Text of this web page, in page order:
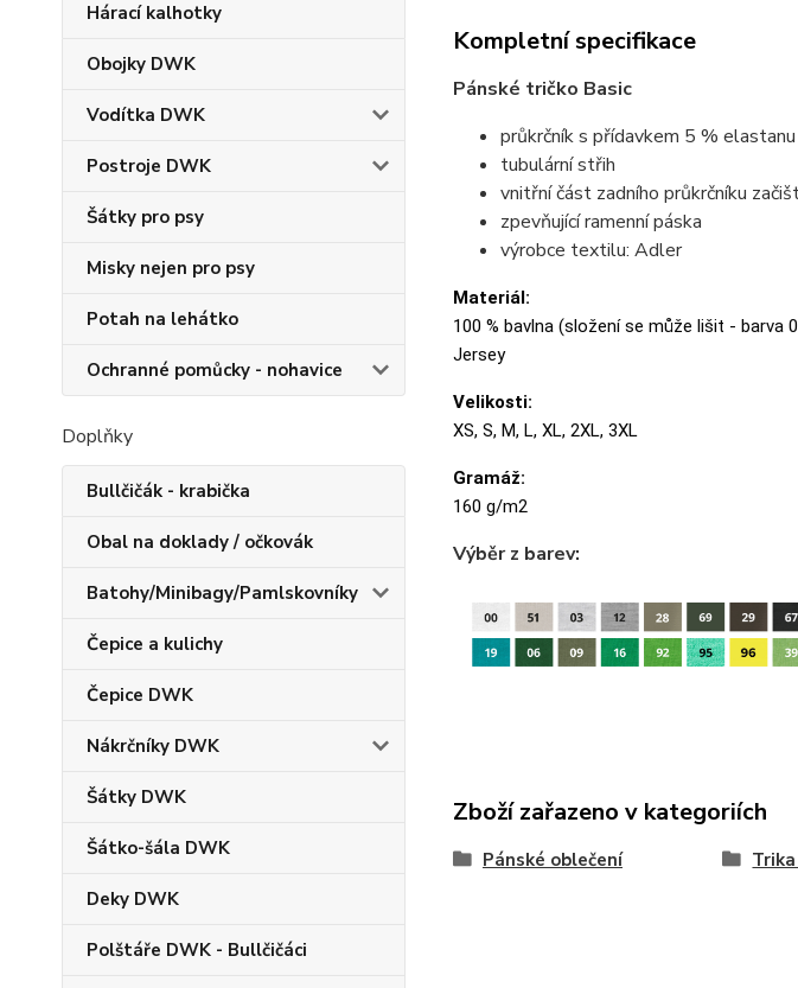
Hárací kalhotky
Obojky DWK
Vodítka DWK
Postroje DWK
Šátky pro psy
Misky nejen pro psy
Potah na lehátko
Ochranné pomůcky - nohavice
Doplňky
Bullčičák - krabička
Obal na doklady / očkovák
Batohy/Minibagy/Pamlskovníky
Čepice a kulichy
Čepice DWK
Nákrčníky DWK
Šátky DWK
Šátko-šála DWK
Deky DWK
Polštáře DWK - Bullčičáci
Kompletní specifikace
Pánské tričko Basic
průkrčník s přídavkem 5 % elastanu
tubulární střih
vnitřní část zadního průkrčníku
zpevňující ramenní páska
výrobce textilu: Adler
Materiál:
100 % bavlna (složení se může lišit - barva
Jersey
Velikosti:
XS, S, M, L, XL, 2XL, 3XL
Gramáž:
160 g/m2
Výběr z barev:
Zboží zařazeno v kategoriích
Pánské oblečení